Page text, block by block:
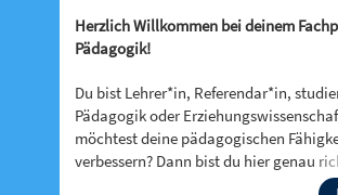
Herzlich Willkommen bei deinem
Pädagogik!
Du bist Lehrer*in, Referendar*in,
Pädagogik oder
möchtest deine pädagogischen
verbessern? Dann bist du hier genau
hier steht dir Pädagogikmaterial